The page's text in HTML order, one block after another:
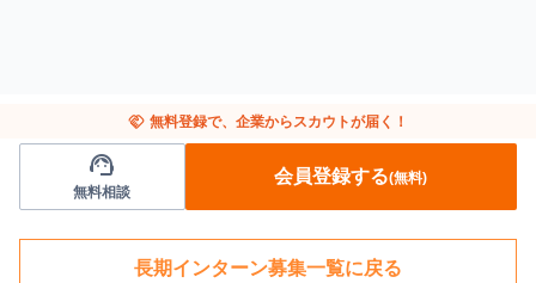
handshake 無料登録で、企業からスカウトが届く！
support_agent
無料相談
会員登録する(無料)
長期インターン募集一覧に戻る